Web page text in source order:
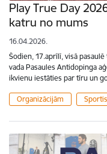
Play True Day
katru no mums
16.04.2026.
Šodien, 17.aprīlī, visā
vada Pasaules Antidopinga
ikvienu iestāties par tīru un
Organizācijām